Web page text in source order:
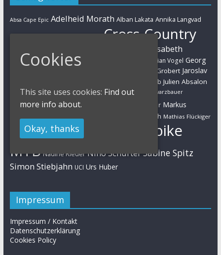
Absa Cape Epic Adelheid Morath Alban Lakata Annika Langvad
Ben Zwiehoff Cross-Country
Elisabeth
Brandau Esther Süss Eva Lechner Florian Vogel Georg
Helen Grobert Jaroslav
Julian Schelb Julien Absalon
Karl Platt Kathrin Stirnemann Kristian Hynek Luca Schwarzbauer
Manuel FumicMarathon Markus Bauer Markus
Martin Gluth Mathias Flückiger
Max Brandl Moritz Milatz
Mountainbike
MTB Nadine Rieder Nino SchurterSabine Spitz
Simon Stiebjahn UCI Urs Huber
Impressum
Impressum / Kontakt
Datenschutzerklärung
Cookies Policy
Cookies
This site uses cookies: Find out
more info about.
Okay, thanks